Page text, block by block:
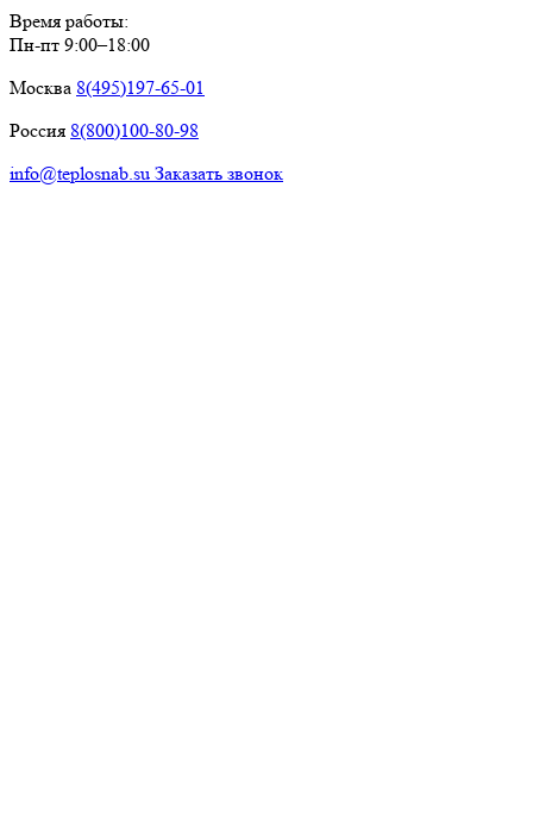
Время работы:
Пн-пт 9:00–18:00
Москва 8(495)197-65-01
Россия 8(800)100-80-98
info@teplosnab.su Заказать звонок